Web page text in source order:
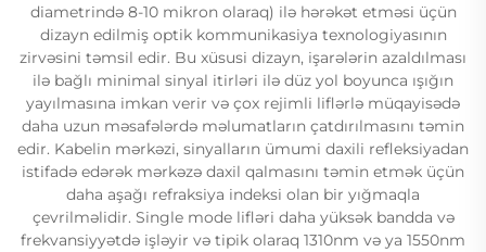
diametrində 8-10 mikron olaraq) ilə hərəkət etməsi üçün
dizayn edilmiş optik kommunikasiya texnologiyasının
zirvəsini təmsil edir. Bu xüsusi dizayn, işarələrin azaldılması
ilə bağlı minimal sinyal itirləri ilə düz yol boyunca ışığın
yayılmasına imkan verir və çox rejimli liflərlə müqayisədə
daha uzun məsafələrdə məlumatların çatdırılmasını təmin
edir. Kabelin mərkəzi, sinyalların ümumi daxili refleksiyadan
istifadə edərək mərkəzə daxil qalmasını təmin etmək üçün
daha aşağı refraksiya indeksi olan bir yığmaqla
çevrilməlidir. Single mode lifləri daha yüksək bandda və
frekvansiyyətdə işləyir və tipik olaraq 1310nm və ya 1550nm